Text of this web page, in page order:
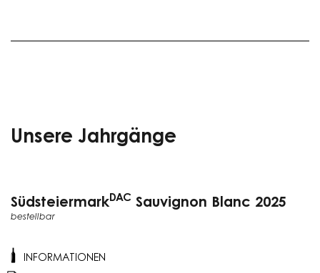
Unsere Jahrgänge
SüdsteiermarkDAC Sauvignon Blanc 2025
bestellbar
INFORMATIONEN